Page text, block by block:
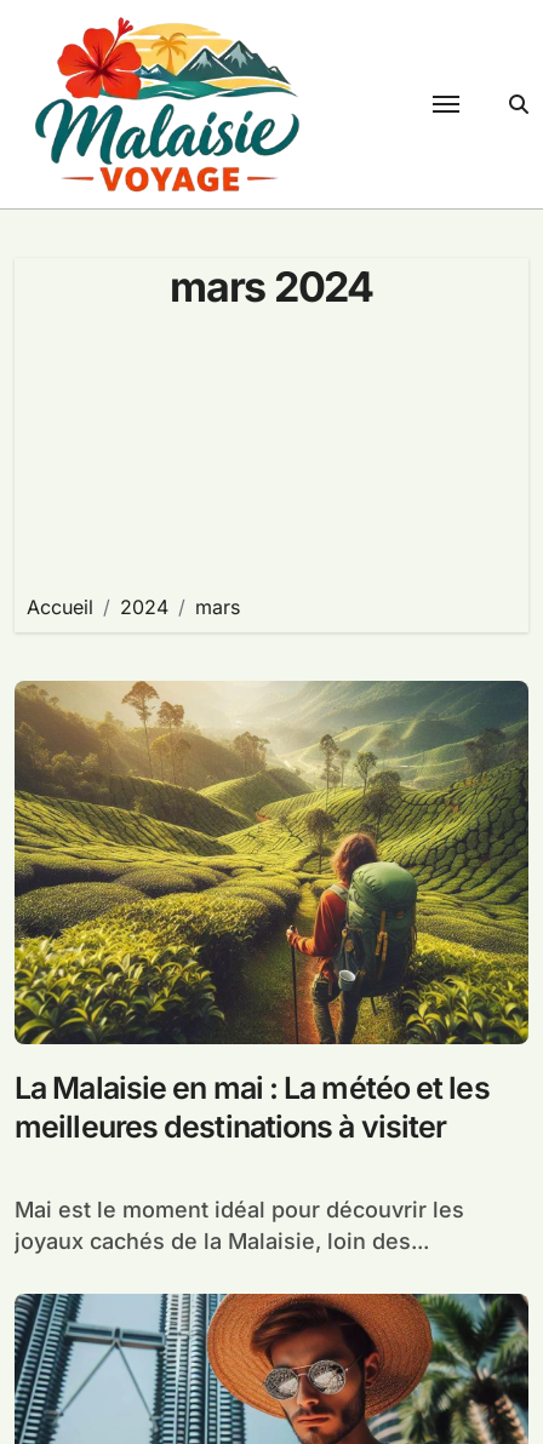
contenu
mars 2024
Accueil 2024 mars
La Malaisie en mai : La météo et les
meilleures destinations à visiter
Mai est le moment idéal pour découvrir les
joyaux cachés de la Malaisie, loin des...